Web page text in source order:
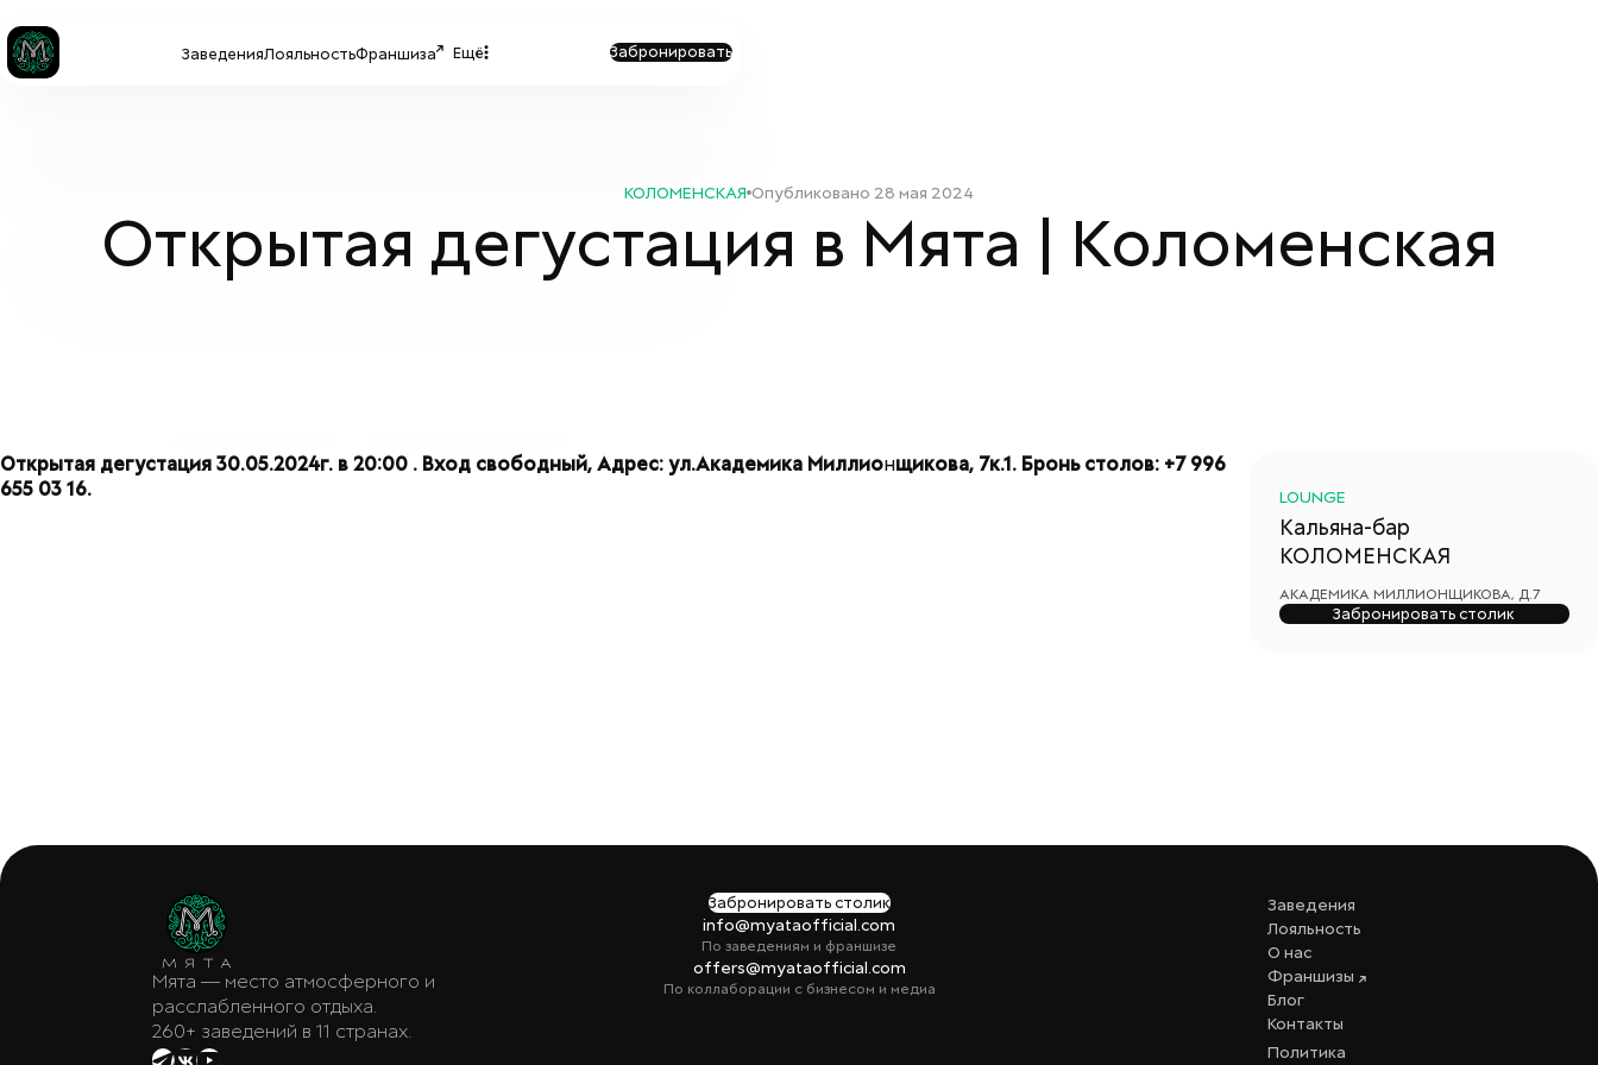
ЗаведенияЛояльностьФраншиза Ещё Забронировать
КОЛОМЕНСКАЯ Опубликовано 28 мая 2024
Открытая дегустация в Мята | Коломенская
Открытая дегустация 30.05.2024г. в 20:00 . Вход свободный, Адрес: ул.Академика Миллионщикова, 7к.1. Бронь столов: +7 996
655 03 16.
LOUNGE
Кальяна-бар
КОЛОМЕНСКАЯ
АКАДЕМИКА МИЛЛИОНЩИКОВА, Д.7
Забронировать столик
Мята — место атмосферного и
расслабленного отдыха.
260+ заведений в 11 странах.
Забронировать столик
info@myataofficial.com
По заведениям и франшизе
offers@myataofficial.com
По коллаборации с бизнесом и медиа
Заведения
Лояльность
О нас
Франшизы
Блог
Контакты
Политика